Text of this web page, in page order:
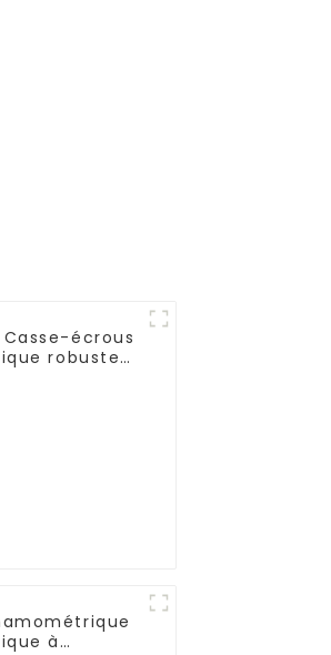
Casse-écrous
robuste
à